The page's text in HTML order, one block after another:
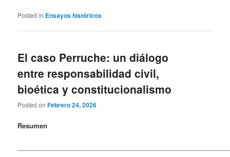
Posted in Ensayos históricos
El caso Perruche: un diálogo
entre responsabilidad civil,
bioética y constitucionalismo
Posted onFebrero 24, 2026
Resumen